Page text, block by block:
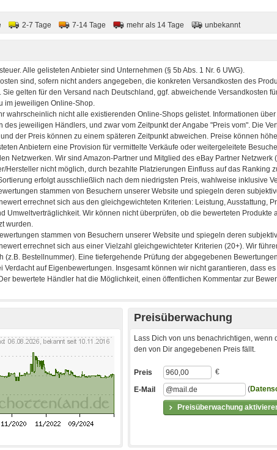
2-7 Tage 7-14 Tage mehr als 14 Tage unbekannt
Preisüberwachung
Lass Dich von uns benachrichtigen, wenn
den von Dir angegebenen Preis fällt.
Preisüberwachung
Preis €
E-Mail (